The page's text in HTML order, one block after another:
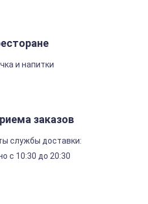
и напитки
заказов
службы доставки:
с 10:30 до 20:30